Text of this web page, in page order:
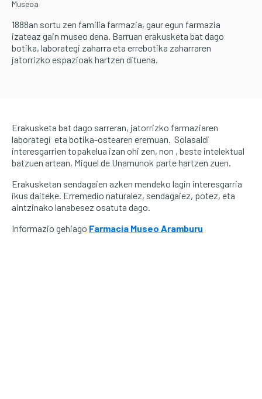
Museoa
1888an sortu zen familia farmazia, gaur egun farmazia
izateaz gain museo dena. Barruan erakusketa bat dago
botika, laborategi zaharra eta errebotika zaharraren
jatorrizko espazioak hartzen dituena.
Erakusketa bat dago sarreran, jatorrizko farmaziaren
laborategi eta botika-ostearen eremuan. Solasaldi
interesgarrien topakelua izan ohi zen, non , beste intelektual
batzuen artean, Miguel de Unamunok parte hartzen zuen.
Erakusketan sendagaien azken mendeko lagin interesgarria
ikus daiteke. Erremedio naturalez, sendagaiez, potez, eta
aintzinako lanabesez osatuta dago.
Informazio gehiago Farmacia Museo Aramburu